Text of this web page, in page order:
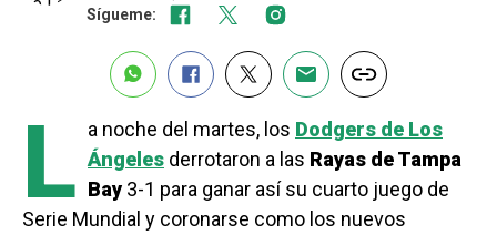
Sígueme:
L a noche del martes, los Dodgers de Los
Ángeles derrotaron a las Rayas de Tampa
Bay 3-1 para ganar así su cuarto juego de
Serie Mundial y coronarse como los nuevos